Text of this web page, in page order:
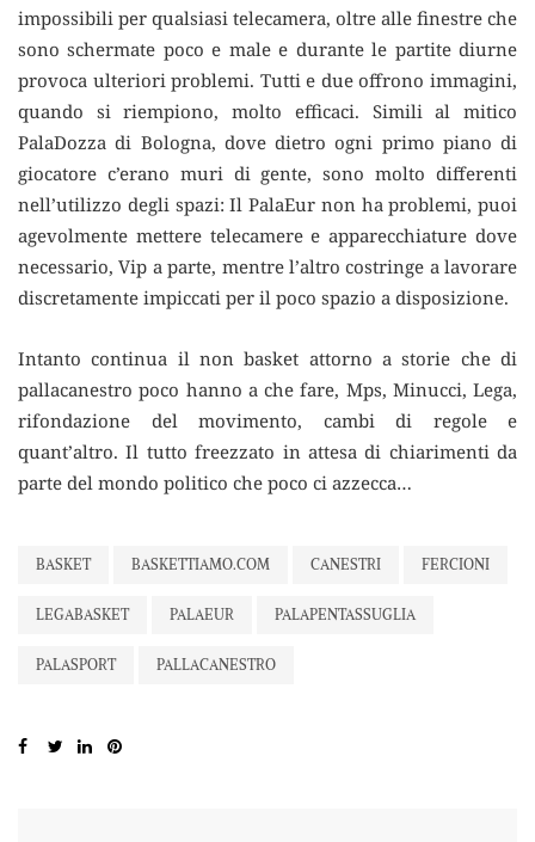
impossibili per qualsiasi telecamera, oltre alle finestre che
sono schermate poco e male e durante le partite diurne
provoca ulteriori problemi. Tutti e due offrono immagini,
quando si riempiono, molto efficaci. Simili al mitico
PalaDozza di Bologna, dove dietro ogni primo piano di
giocatore c’erano muri di gente, sono molto differenti
nell’utilizzo degli spazi: Il PalaEur non ha problemi, puoi
agevolmente mettere telecamere e apparecchiature dove
necessario, Vip a parte, mentre l’altro costringe a lavorare
discretamente impiccati per il poco spazio a disposizione.
Intanto continua il non basket attorno a storie che di
pallacanestro poco hanno a che fare, Mps, Minucci, Lega,
rifondazione del movimento, cambi di regole e
quant’altro. Il tutto freezzato in attesa di chiarimenti da
parte del mondo politico che poco ci azzecca…
BASKET BASKETTIAMO.COM CANESTRI FERCIONI
LEGABASKET PALAEUR PALAPENTASSUGLIA
PALASPORT PALLACANESTRO